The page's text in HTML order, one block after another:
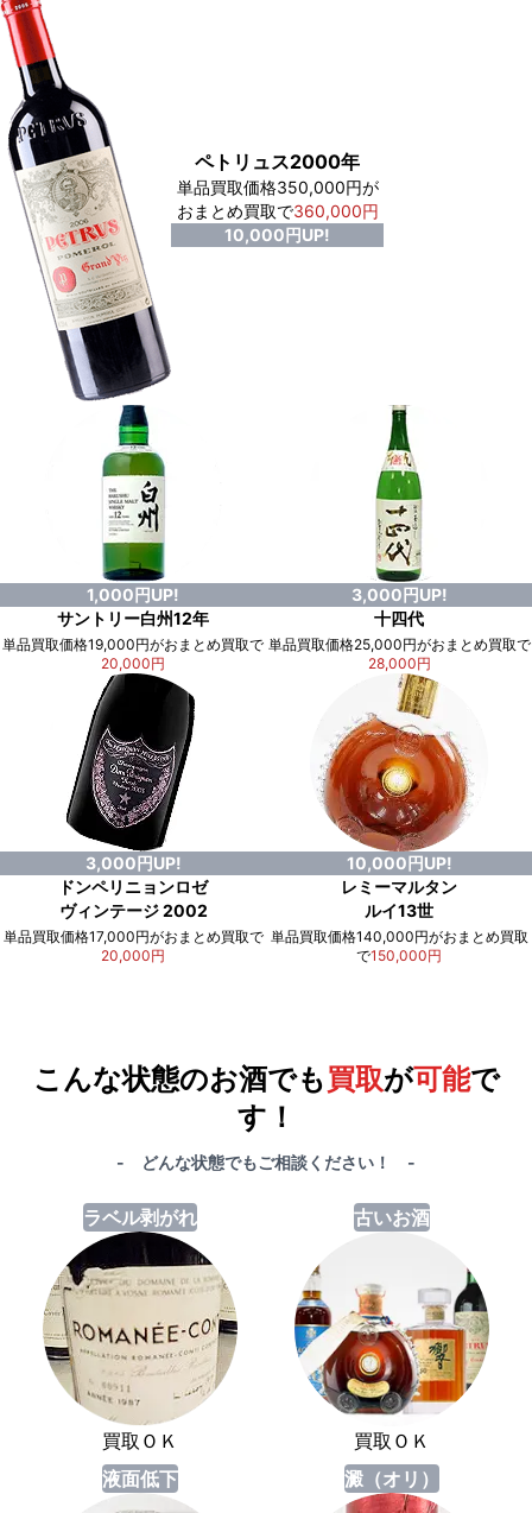
ペトリュス2000年
単品買取価格350,000円が
おまとめ買取で360,000円
10,000円UP!
1,000円UP!
サントリー白州12年
単品買取価格19,000円がおまとめ買取で
20,000円
3,000円UP!
十四代
単品買取価格25,000円がおまとめ買取で
28,000円
3,000円UP!
ドンペリニョンロゼ
ヴィンテージ 2002
単品買取価格17,000円がおまとめ買取で
20,000円
10,000円UP!
レミーマルタン
ルイ13世
単品買取価格140,000円がおまとめ買取
で150,000円
こんな状態のお酒でも買取が可能で
す！
- どんな状態でもご相談ください！ -
ラベル剥がれ
買取ＯＫ
古いお酒
買取ＯＫ
液面低下
澱（オリ）